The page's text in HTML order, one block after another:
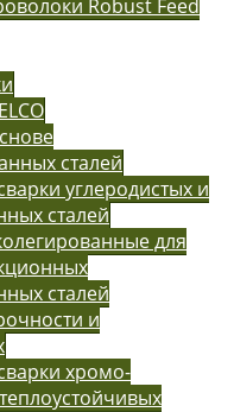
Robust Feed
сталей
углеродистых и
сталей
для
сталей
и
хромо-